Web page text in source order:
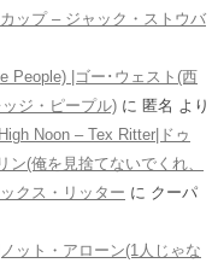
ップ – ジャック・ストウバ
People) |ゴー･ウェスト(西
ジ・ピープル) に 匿名 より
Noon – Tex Ritter|ドゥ
(俺を見捨てないでくれ、
クス・リッター に クーパ
ット・アローン(1人じゃな